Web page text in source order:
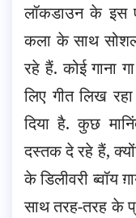
लॉकडाउन के इस
कला के साथ सोशल
रहे हैं. कोई गाना
लिए गीत लिख
दिया है. कुछ
दस्तक दे रहे हैं,
के डिलीवरी ब्वॉय
साथ तरह-तरह के